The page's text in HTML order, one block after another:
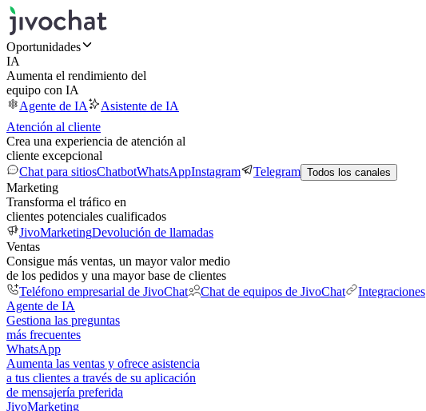
Oportunidades
IA
Aumenta el rendimiento del
equipo con IA
Agente de IA
Asistente de IA
Atención al cliente
Crea una experiencia de atención al
cliente excepcional
Chat para sitiosChatbotWhatsAppInstagram Telegram Todos los canales
Marketing
Transforma el tráfico en
clientes potenciales cualificados
JivoMarketingDevolución de llamadas
Ventas
Consigue más ventas, un mayor valor medio
de los pedidos y una mayor base de clientes
Teléfono empresarial de JivoChat
Chat de equipos de JivoChat Integraciones
Agente de IA
Gestiona las preguntas
más frecuentes
WhatsApp
Aumenta las ventas y ofrece asistencia
a tus clientes a través de su aplicación
de mensajería preferida
JivoMarketing